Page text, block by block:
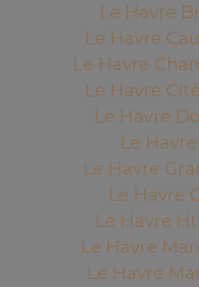
Le Havre
Le Havre
Le Havre
Le Havre
Le Havre
Le
Le Havre
Le Havre
Le Havre
Le Havre
Le Havre